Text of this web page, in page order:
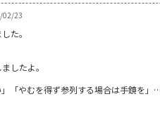
02/23
た。
したよ。
「やむを得ず参列する場合は手鏡を